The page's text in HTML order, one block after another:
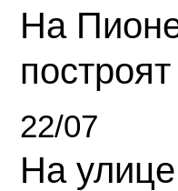
На
22/07
На